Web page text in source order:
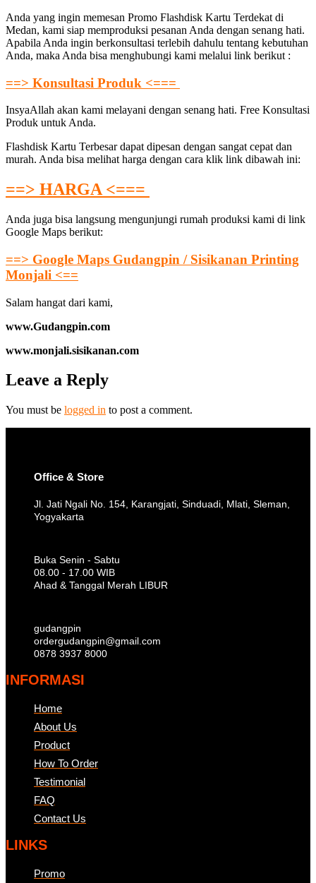
Anda yang ingin memesan Promo Flashdisk Kartu Terdekat di
Medan, kami siap memproduksi pesanan Anda dengan senang hati.
Apabila Anda ingin berkonsultasi terlebih dahulu tentang kebutuhan
Anda, maka Anda bisa menghubungi kami melalui link berikut :
==> Konsultasi Produk <===
InsyaAllah akan kami melayani dengan senang hati. Free Konsultasi
Produk untuk Anda.
Flashdisk Kartu Terbesar dapat dipesan dengan sangat cepat dan
murah. Anda bisa melihat harga dengan cara klik link dibawah ini:
==> HARGA <===
Anda juga bisa langsung mengunjungi rumah produksi kami di link
Google Maps berikut:
==> Google Maps Gudangpin / Sisikanan Printing
Monjali <==
Salam hangat dari kami,
www.Gudangpin.com
www.monjali.sisikanan.com
Leave a Reply
You must be logged in to post a comment.
Office & Store
Jl. Jati Ngali No. 154, Karangjati, Sinduadi, Mlati, Sleman,
Yogyakarta
Buka Senin - Sabtu
08.00 - 17.00 WIB
Ahad & Tanggal Merah LIBUR
gudangpin
ordergudangpin@gmail.com
0878 3937 8000
INFORMASI
Home
About Us
Product
How To Order
Testimonial
FAQ
Contact Us
LINKS
Promo